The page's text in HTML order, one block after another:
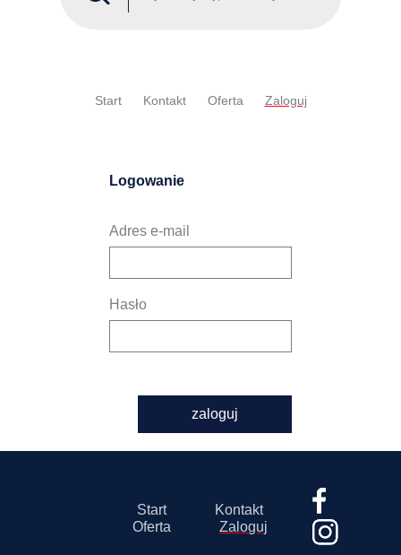
Start Kontakt Oferta Zaloguj
Logowanie
Adres e-mail
Hasło
zaloguj
Start
Kontakt
Oferta
Zaloguj